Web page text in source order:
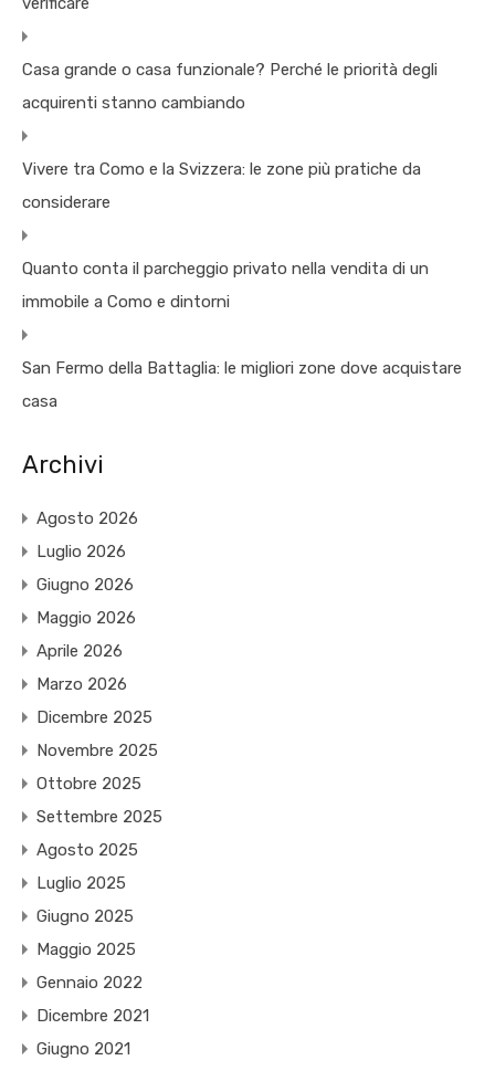
Casa grande o casa funzionale? Perché le priorità degli
acquirenti stanno cambiando
Vivere tra Como e la Svizzera: le zone più pratiche da
considerare
Quanto conta il parcheggio privato nella vendita di un
immobile a Como e dintorni
San Fermo della Battaglia: le migliori zone dove acquistare
casa
Archivi
Agosto 2026
Luglio 2026
Giugno 2026
Maggio 2026
Aprile 2026
Marzo 2026
Dicembre 2025
Novembre 2025
Ottobre 2025
Settembre 2025
Agosto 2025
Luglio 2025
Giugno 2025
Maggio 2025
Gennaio 2022
Dicembre 2021
Giugno 2021